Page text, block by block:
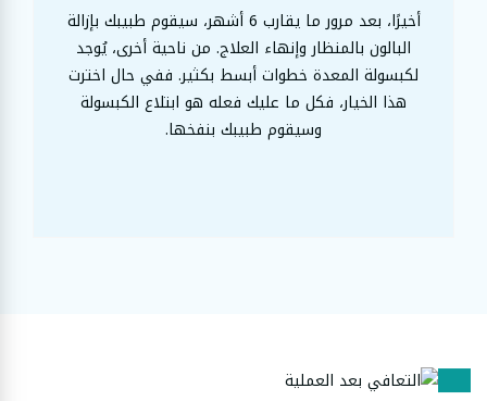
أخيرًا، بعد مرور ما يقارب 6 أشهر، سيقوم طبيبك بإزالة
البالون بالمنظار وإنهاء العلاج. من ناحية أخرى، يُوجد
لكبسولة المعدة خطوات أبسط بكثير. ففي حال اخترت
هذا الخيار، فكل ما عليك فعله هو ابتلاع الكبسولة
وسيقوم طبيبك بنفخها.